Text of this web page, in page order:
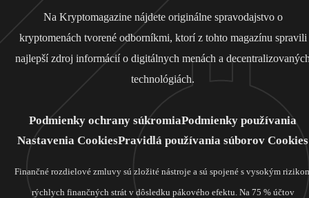
Na Kryptomagazine nájdete originálne spravodajstvo o
kryptomenách tvorené odborníkmi, ktorí z tohto magazínu spravili
najlepší zdroj informácií o digitálnych menách a
technológiách.
Podmienky ochrany súkromiaPodmienky používania
Nastavenia CookiesPravidlá používania súborov Cookies
Finančné rozdielové zmluvy sú zložité nástroje a sú spojené s vysokým
rýchlych finančných strát v dôsledku pákového efektu. Na 75 % účtov